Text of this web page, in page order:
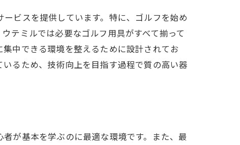
徴
ビスを提供しています。特に、ゴルフを始め
テミルでは必要なゴルフ用具がすべて揃って
中できる環境を整えるために設計されてお
るため、技術向上を目指す過程で質の高い器
が基本を学ぶのに最適な環境です。また、最